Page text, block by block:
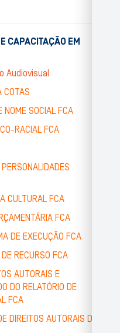
CAPACITAÇÃO EM
Audiovisual
COTAS
NOME SOCIAL FCA
RACIAL FCA
CULTURAL FCA
FCA
DE EXECUÇÃO FCA
RECURSO FCA
AUTORAIS E
DO RELATÓRIO DE
FCA
DIREITOS AUTORAIS DE